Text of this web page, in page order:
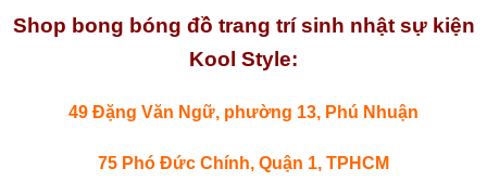
Shop bong bóng đồ trang trí sinh nhật sự kiện
Kool Style:
49 Đặng Văn Ngữ, phường 13, Phú Nhuận
75 Phó Đức Chính, Quận 1, TPHCM